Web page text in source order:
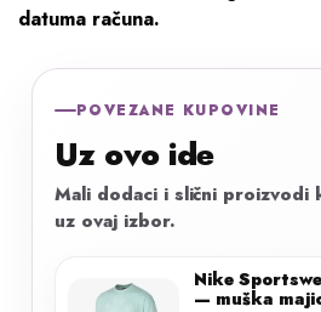
datuma računa.
POVEZANE KUPOVINE
Uz ovo ide
Mali dodaci i slični
uz ovaj izbor.
Nike
— muška